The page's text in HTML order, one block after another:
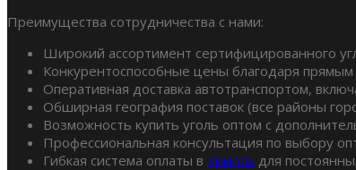
Преимущества сотрудничества с нами:
Широкий ассортимент сертифицированного
Конкурентоспособные цены благодаря
Оперативная доставка автотранспортом,
Обширная география поставок (все районы
Возможность купить уголь оптом с
Профессиональная консультация по выбору
Гибкая система оплаты в Кимрах для